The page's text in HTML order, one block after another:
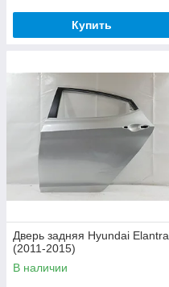
Купить
Дверь задняя Hyundai Elantra
(2011-2015)
В наличии